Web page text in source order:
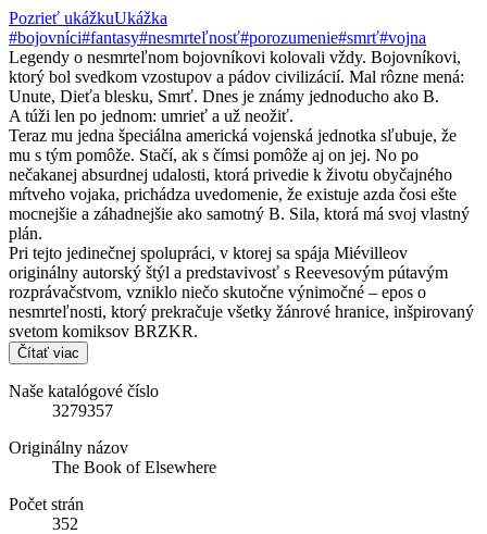
Pozrieť ukážkuUkážka
#bojovníci#fantasy#nesmrteľnosť#porozumenie#smrť#vojna
Legendy o nesmrteľnom bojovníkovi kolovali vždy. Bojovníkovi,
ktorý bol svedkom vzostupov a pádov civilizácií. Mal rôzne mená:
Unute, Dieťa blesku, Smrť. Dnes je známy jednoducho ako B.
A túži len po jednom: umrieť a už neožiť.
Teraz mu jedna špeciálna americká vojenská jednotka sľubuje, že
mu s tým pomôže. Stačí, ak s čímsi pomôže aj on jej. No po
nečakanej absurdnej udalosti, ktorá privedie k životu obyčajného
mŕtveho vojaka, prichádza uvedomenie, že existuje azda čosi ešte
mocnejšie a záhadnejšie ako samotný B. Sila, ktorá má svoj vlastný
plán.
Pri tejto jedinečnej spolupráci, v ktorej sa spája Miévilleov
originálny autorský štýl a predstavivosť s Reevesovým pútavým
rozprávačstvom, vzniklo niečo skutočne výnimočné – epos o
nesmrteľnosti, ktorý prekračuje všetky žánrové hranice, inšpirovaný
svetom komiksov BRZKR.
Čítať viac
Naše katalógové číslo
3279357
Originálny názov
The Book of Elsewhere
Počet strán
352